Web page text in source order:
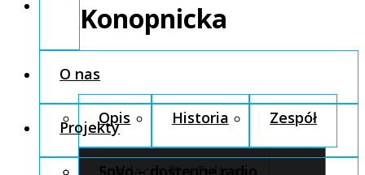
O nas
Opis Historia Zespół
Fundacja Pro Cultura
Projekty
SoVo – dostępne radio
Konopnicka